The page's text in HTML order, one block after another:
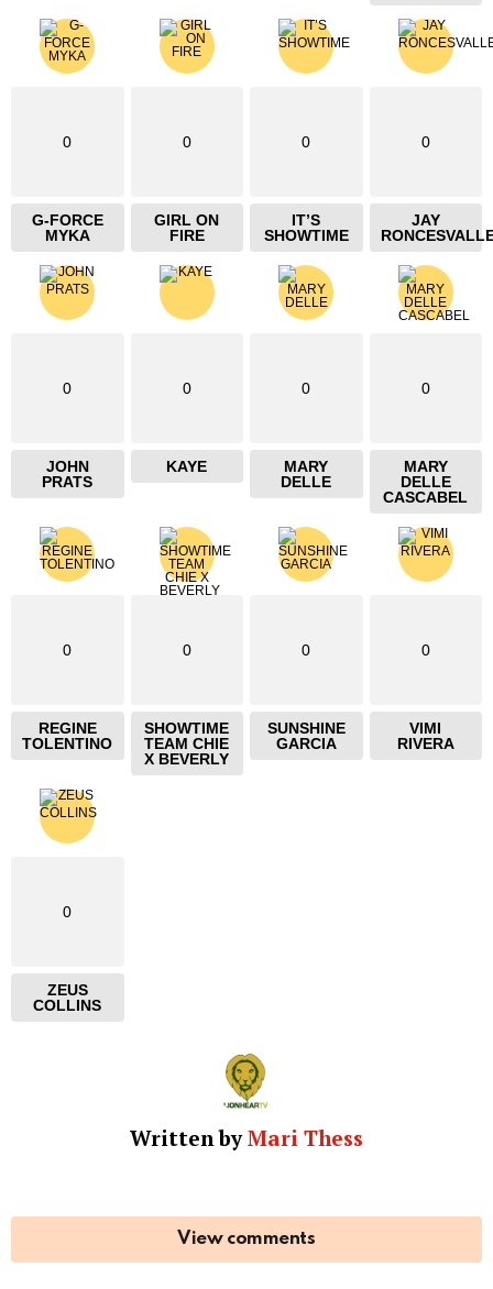
0
G-FORCE
MYKA
0
GIRL ON
FIRE
0
IT’S
SHOWTIME
0
JAY
0
JOHN
PRATS
0
KAYE
0
MARY
DELLE
0
MARY
DELLE
CASCABEL
0
REGINE
TOLENTINO
0
SHOWTIME
TEAM CHIE
X BEVERLY
0
SUNSHINE
GARCIA
0
VIMI
RIVERA
0
ZEUS
COLLINS
Written byMari Thess
View comments